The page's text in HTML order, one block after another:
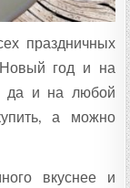
праздничных
год и на
да и на любой
а можно
вкуснее и